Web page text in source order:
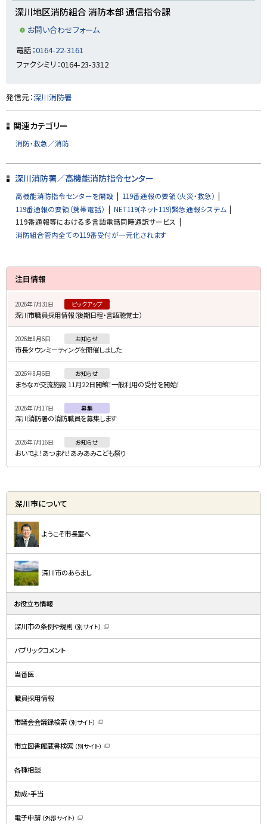
深川地区消防組合 消防本部 通信指令課
お問い合わせフォーム
電話：0164-22-3161
ファクシミリ：0164-23-3312
ト
ッ
プ
る
発信元：深川消防署
関連カテゴリー
消防・救急／消防
深川消防署／高機能消防指令センター
高機能消防指令センターを開設
119番通報の要領（火災・救急）
119番通報の要領（携帯電話）
NET119(ネット119)緊急通報システム
119番通報等における多言語電話同時通訳サービス
消防組合管内全ての119番受付が一元化されます
サ
イ
・
メ
ニ
ュ
ー
注目情報
2026年7月31日 ピックアップ
深川市職員採用情報（後期日程・言語聴覚士）
2026年8月6日 お知らせ
市長タウンミーティングを開催しました
2026年8月6日 お知らせ
まちなか交流施設 11月22日開館！一般利用の受付を開始！
2026年7月17日 募集
深川消防署の消防職員を募集します
2026年7月16日 お知らせ
おいでよ！あつまれ！あみあみこども祭り
深川市について
ようこそ市長室へ
深川市のあらまし
お役立ち情報
深川市の条例や規則 （別サイト）
新
ン
で
す
）
パブリックコメント
当番医
職員採用情報
市議会会議録検索 （別サイト）
新
規
ウ
ン
で
す
市立図書館蔵書検索 （別サイト）
新
ン
で
各種相談
助成・手当
電子申請 （外部サイト）